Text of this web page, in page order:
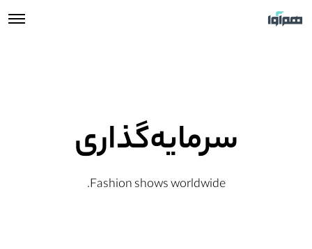
سرمایه‌گذاری
Fashion shows worldwide.